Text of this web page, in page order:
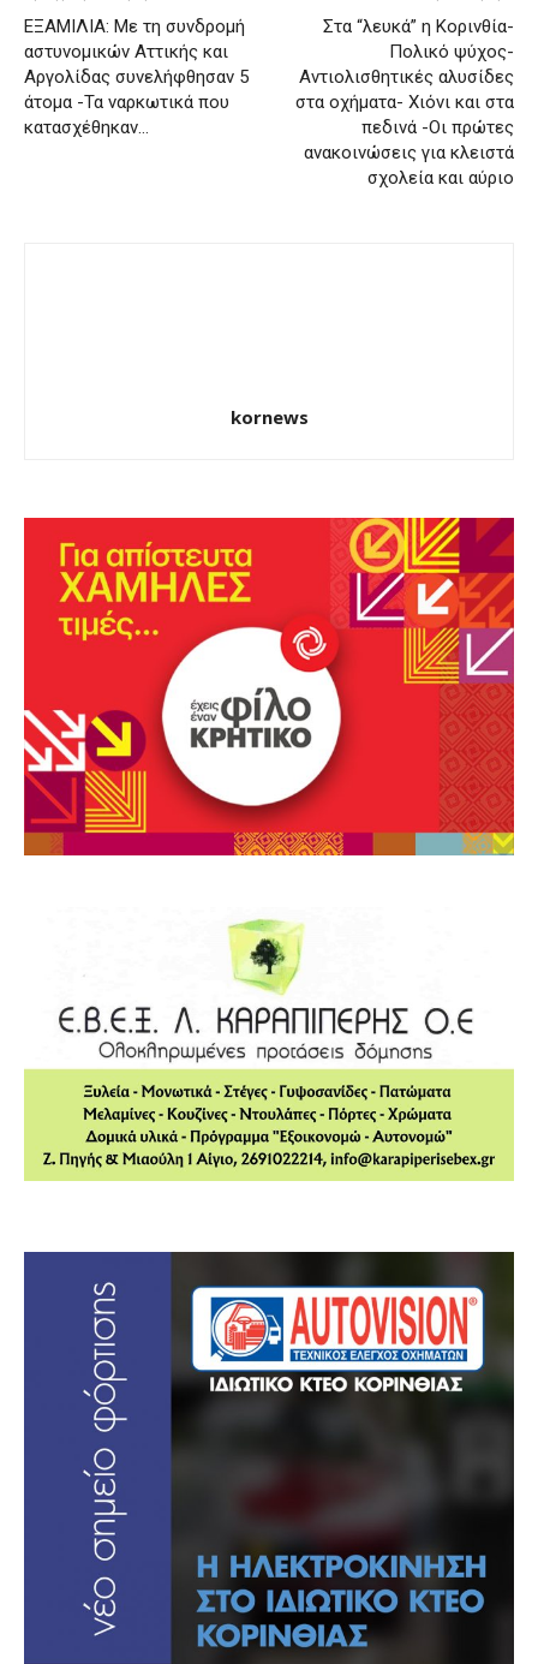
ΕΞΑΜΙΛΙΑ: Με τη συνδρομή
αστυνομικών Αττικής και
Αργολίδας συνελήφθησαν 5
άτομα -Τα ναρκωτικά που
κατασχέθηκαν…
Στα “λευκά” η Κορινθία-
Πολικό ψύχος-
Αντιολισθητικές αλυσίδες
στα οχήματα- Χιόνι και στα
πεδινά -Οι πρώτες
ανακοινώσεις για κλειστά
σχολεία και αύριο
kornews